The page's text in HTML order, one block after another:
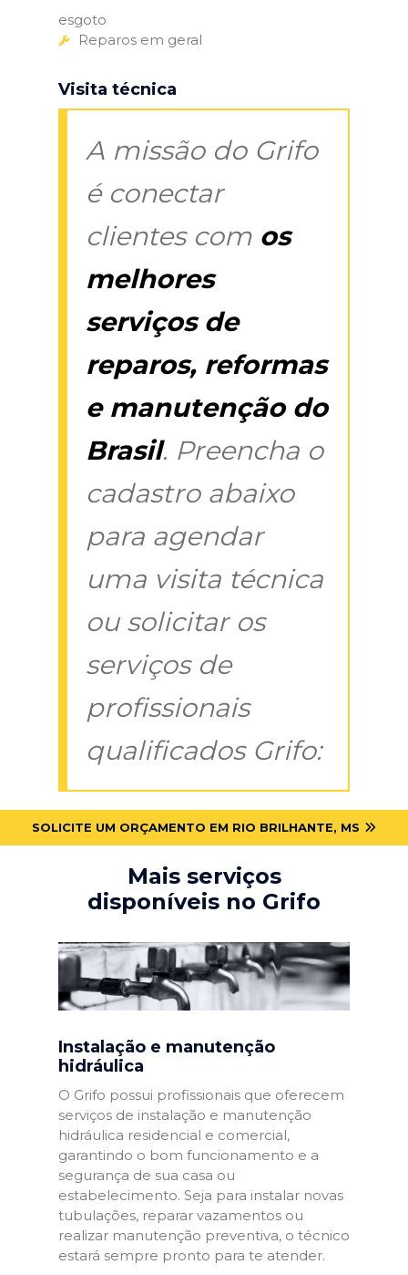
esgoto
Reparos em geral
Visita técnica
A missão do Grifo
é conectar
clientes com os
melhores
serviços de
reparos, reformas
e manutenção do
Brasil. Preencha o
cadastro abaixo
para agendar
uma visita técnica
ou solicitar os
serviços de
profissionais
qualificados Grifo:
SOLICITE UM ORÇAMENTO EM RIO BRILHANTE, MS
Mais serviços
disponíveis no Grifo
Instalação e manutenção
hidráulica
O Grifo possui profissionais que oferecem
serviços de instalação e manutenção
hidráulica residencial e comercial,
garantindo o bom funcionamento e a
segurança de sua casa ou
estabelecimento. Seja para instalar novas
tubulações, reparar vazamentos ou
realizar manutenção preventiva, o técnico
estará sempre pronto para te atender.